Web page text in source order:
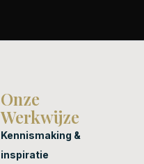
Onze
Werkwijze
Kennismaking &
inspiratie